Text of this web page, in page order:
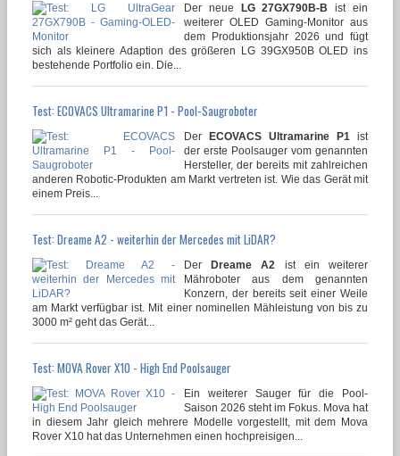
Der neue LG 27GX790B-B
ist ein
weiterer OLED Gaming-Monitor aus
dem Produktionsjahr 2026 und fügt
sich als kleinere Adaption des größeren LG 39GX950B OLED ins
bestehende Portfolio ein. Die...
Test: ECOVACS Ultramarine P1 - Pool-Saugroboter
Der ECOVACS Ultramarine P1 ist
der erste Poolsauger vom genannten
Hersteller, der bereits mit zahlreichen
anderen Robotic-Produkten am Markt vertreten ist. Wie das Gerät mit
einem Preis...
Test: Dreame A2 - weiterhin der Mercedes mit LiDAR?
DerDreame A2
ist ein weiterer
Mähroboter aus dem genannten
Konzern, der bereits seit einer Weile
am Markt verfügbar ist. Mit einer nominellen Mähleistung von bis zu
3000 m² geht das Gerät...
Test: MOVA Rover X10 - High End Poolsauger
Ein weiterer Sauger für die Pool-
Saison 2026 steht im Fokus. Mova hat
in diesem Jahr gleich mehrere Modelle vorgestellt, mit dem Mova
Rover X10 hat das Unternehmen einen hochpreisigen...